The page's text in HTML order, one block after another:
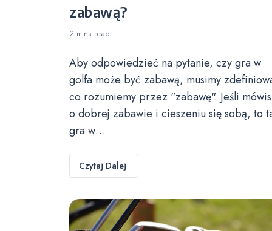
zabawą?
2 mins read
Aby odpowiedzieć na pytanie, czy gra w
golfa może być zabawą, musimy
co rozumiemy przez "zabawę". Jeśli
o dobrej zabawie i cieszeniu się sobą, to
gra w…
Czytaj Dalej